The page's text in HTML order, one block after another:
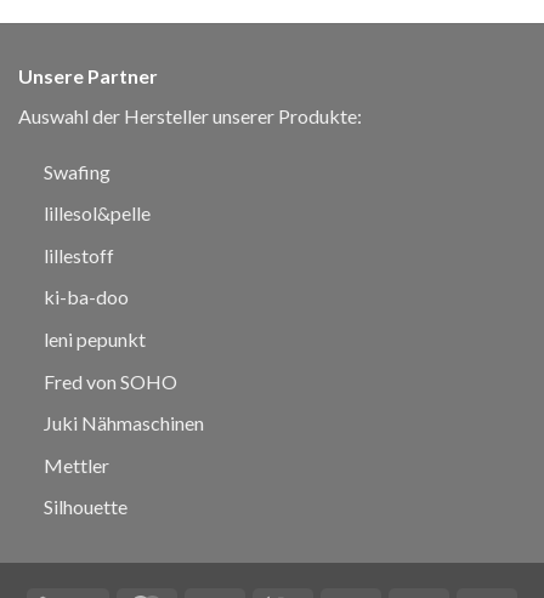
Unsere Partner
Auswahl der Hersteller unserer Produkte:
Swafing
lillesol&pelle
lillestoff
ki-ba-doo
leni pepunkt
Fred von SOHO
Juki Nähmaschinen
Mettler
Silhouette